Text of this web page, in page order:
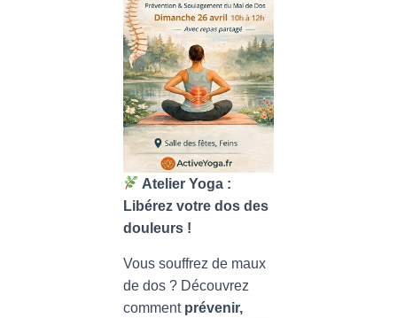
Atelier Yoga :
Libérez votre dos des
douleurs !
Vous souffrez de maux
de dos ? Découvrez
comment prévenir,